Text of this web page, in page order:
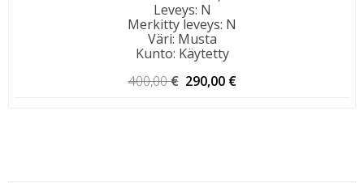
Leveys: N
Merkitty leveys: N
Väri: Musta
Kunto: Käytetty
400,00€ Alkuperäinen
290,00 €